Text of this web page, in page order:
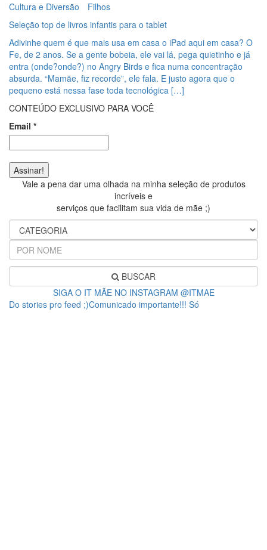
Cultura e Diversão
Filhos
Seleção top de livros infantis para o tablet
Adivinhe quem é que mais usa em casa o iPad aqui em casa? O
Fe, de 2 anos. Se a gente bobeia, ele vai lá, pega quietinho e já
entra (onde?onde?) no Angry Birds e fica numa concentração
absurda. “Mamãe, fiz recorde”, ele fala. E justo agora que o
pequeno está nessa fase toda tecnológica […]
CONTEÚDO EXCLUSIVO PARA VOCÊ
Email *
Vale a pena dar uma olhada na minha seleção de produtos
incríveis e
serviços que facilitam sua vida de mãe ;)
BUSCAR
SIGA O IT MÃE NO INSTAGRAM @ITMAE
Do stories pro feed ;)Comunicado importante!!! Só